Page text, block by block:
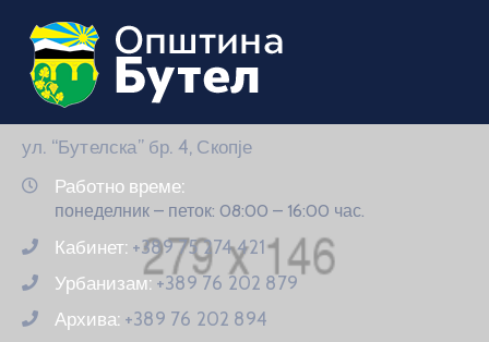
ул. “Бутелска” бр. 4, Скопје
Работно време:
понеделник – петок: 08:00 – 16:00 час.
Кабинет: +389 75 274 421
Урбанизам: +389 76 202 879
Архива: +389 76 202 894